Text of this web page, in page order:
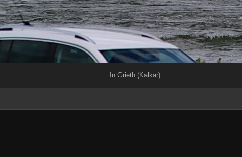
In Grieth (Kalkar)